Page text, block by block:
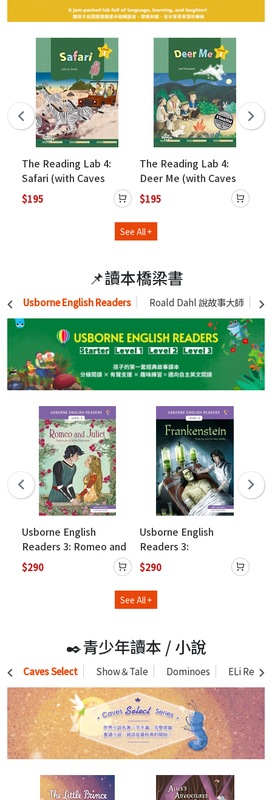
The Reading Lab 4:
Safari (with Caves
WebSource)
$195
The Reading Lab 4:
Deer Me (with Caves
WebSource)
$195
See All +
📌讀本橋梁書
Usborne English Readers Roald Dahl 說故事大師
Usborne English
Readers 3: Romeo and
Juliet (QR Code)
$290
Usborne English
Readers 3:
Frankenstein (QR Code)
$290
See All +
✒️青少年讀本 / 小說
Caves Select Show＆Tale Dominoes ELi